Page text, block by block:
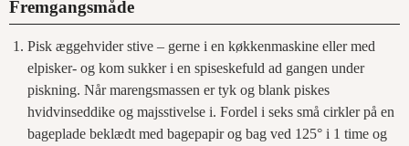
Fremgangsmåde
Pisk æggehvider stive – gerne i en køkkenmaskine eller med
elpisker- og kom sukker i en spiseskefuld ad gangen under
piskning. Når marengsmassen er tyk og blank piskes
hvidvinseddike og majsstivelse i. Fordel i seks små cirkler på en
bageplade beklædt med bagepapir og bag ved 125° i 1 time og